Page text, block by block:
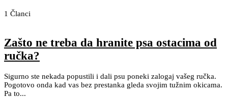
1 Članci
Zašto ne treba da hranite psa ostacima od
ručka?
Sigurno ste nekada popustili i dali psu poneki zalogaj vašeg ručka.
Pogotovo onda kad vas bez prestanka gleda svojim tužnim okicama.
Pa to...